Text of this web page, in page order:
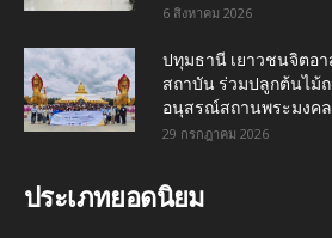
6 สิงหาคม 2026
ปทุมธานี เยาวชนจิตอา
สถาบัน ร่วมปลูกต้นไม้
อนุสรณ์สถานพระมงค
29 กรกฎาคม 2026
ประเภทยอดนิยม